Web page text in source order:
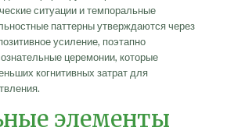
ситуации и темпоральные
паттерны утверждаются через
усиление, поэтапно
церемонии, которые
когнитивных затрат для
элементы